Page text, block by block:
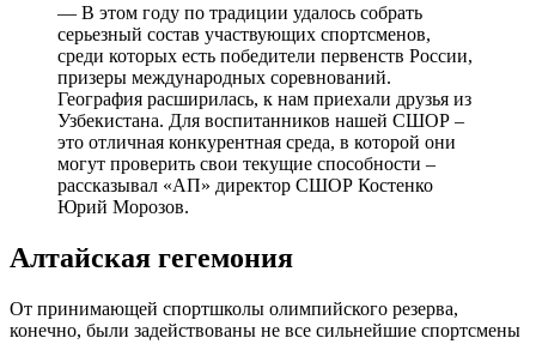
— В этом году по традиции удалось собрать
серьезный состав участвующих спортсменов,
среди которых есть победители первенств России,
призеры международных соревнований.
География расширилась, к нам приехали друзья из
Узбекистана. Для воспитанников нашей СШОР –
это отличная конкурентная среда, в которой они
могут проверить свои текущие способности –
рассказывал «АП» директор СШОР Костенко
Юрий Морозов.
Алтайская гегемония
От принимающей спортшколы олимпийского резерва,
конечно, были задействованы не все сильнейшие спортсмены